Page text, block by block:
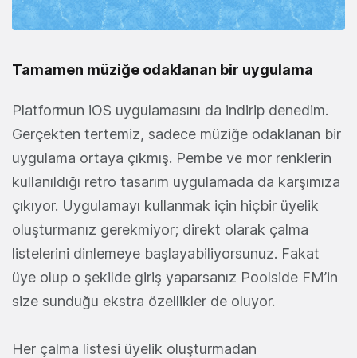
Tamamen müziğe odaklanan bir uygulama
Platformun iOS uygulamasını da indirip denedim.
Gerçekten tertemiz, sadece müziğe odaklanan bir
uygulama ortaya çıkmış. Pembe ve mor renklerin
kullanıldığı retro tasarım uygulamada da karşımıza
çıkıyor. Uygulamayı kullanmak için hiçbir üyelik
oluşturmanız gerekmiyor; direkt olarak çalma
listelerini dinlemeye başlayabiliyorsunuz. Fakat
üye olup o şekilde giriş yaparsanız Poolside FM’in
size sunduğu ekstra özellikler de oluyor.
Her çalma listesi üyelik oluşturmadan